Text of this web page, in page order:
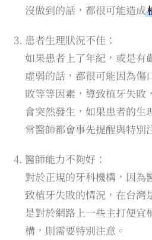
沒做到的話，都很可能造成
患者生理狀況不佳：
如果患者上了年紀，或是有
虛弱的話，都很可能因為傷
敗等等因素，導致植牙失敗
會突然發生，如果患者的生
常醫師都會事先提醒與特別
醫師能力不夠好：
對於正規的牙科機構，因為
致植牙失敗的情況，在台灣
是對於網路上一些主打便宜
構，則需要特別注意。